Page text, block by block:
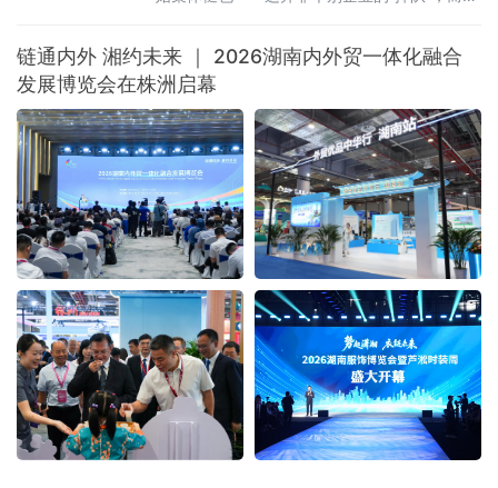
链通内外 湘约未来 ｜ 2026湖南内外贸一体化融合
发展博览会在株洲启幕